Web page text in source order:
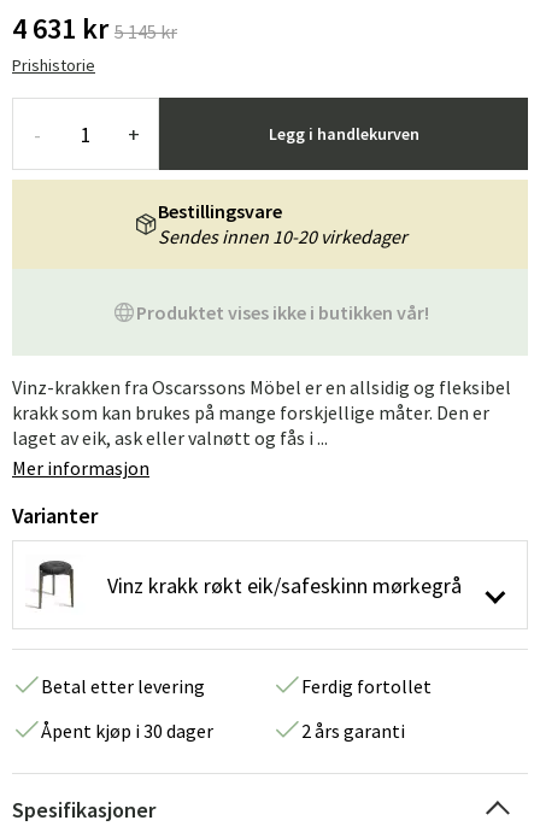
4 631 kr 5 145 kr
Prishistorie
- + Legg i handlekurven
Produktet vises ikke i butikken vår!
Bestillingsvare
Sendes innen 10-20 virkedager
Vinz-krakken fra Oscarssons Möbel er en allsidig og fleksibel
krakk som kan brukes på mange forskjellige måter. Den er
laget av eik, ask eller valnøtt og fås i ...
Mer informasjon
Varianter
Vinz krakk røkt eik/safeskinn mørkegrå
Betal etter levering
Ferdig fortollet
Åpent kjøp i 30 dager
2 års garanti
Spesifikasjoner